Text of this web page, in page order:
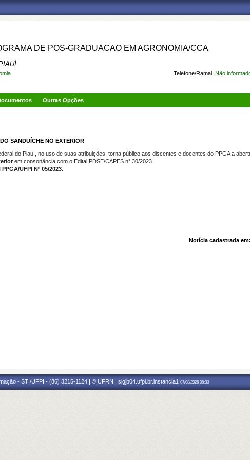
DE POS-GRADUACAO EM AGRONOMIA/CCA
Telefone/Ramal: Não
Outras Opções
SANDUÍCHE NO EXTERIOR
do Piauí, no uso de suas atribuições, torna público aos discentes e docentes do PPGA a
em consonância com o Edital PDSE/CAPES n° 30/2023.
UFPI Nº 05/2023.
Notícia cadastrada em:
- STI/UFPI - (86) 3215-1124 | © UFRN | sigjb04.ufpi.br.instancia1 07/08/2026 08:30